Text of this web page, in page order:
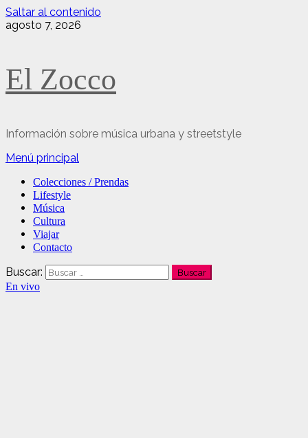
Saltar al contenido
agosto 7, 2026
El Zocco
Información sobre música urbana y streetstyle
Menú principal
Colecciones / Prendas
Lifestyle
Música
Cultura
Viajar
Contacto
Buscar:
En vivo